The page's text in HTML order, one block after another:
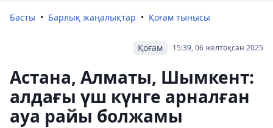
Басты Барлық жаңалықтар Қоғам тынысы
15:39, 06 желтоқсан 2025
Қоғам
Астана, Алматы, Шымкент:
алдағы үш күнге арналған
ауа райы болжамы